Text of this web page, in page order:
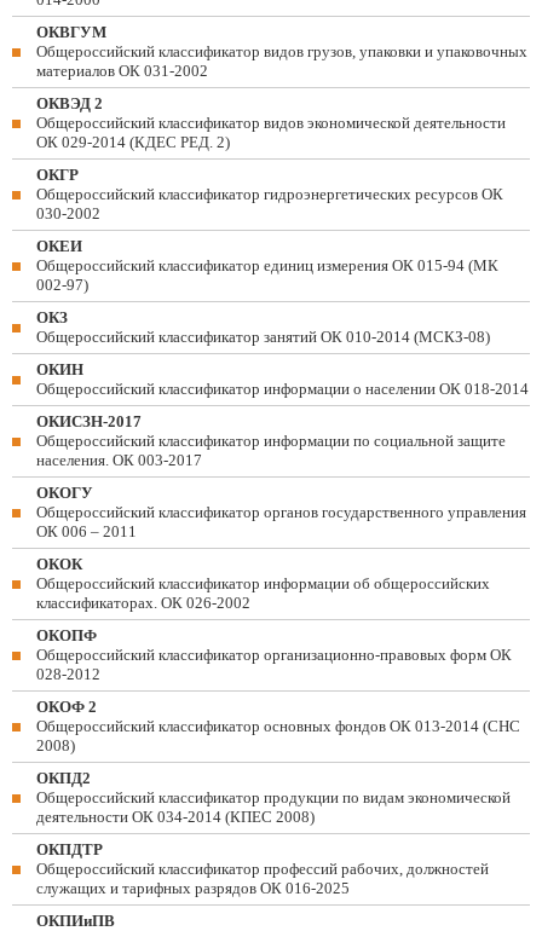
ОКВГУМ
Общероссийский классификатор видов грузов, упаковки и упаковочных
материалов ОК 031-2002
ОКВЭД 2
Общероссийский классификатор видов экономической деятельности
ОК 029-2014 (КДЕС РЕД. 2)
ОКГР
Общероссийский классификатор гидроэнергетических ресурсов ОК
030-2002
ОКЕИ
Общероссийский классификатор единиц измерения ОК 015-94 (МК
002-97)
ОКЗ
Общероссийский классификатор занятий ОК 010-2014 (МСКЗ-08)
ОКИН
Общероссийский классификатор информации о населении ОК 018-2014
ОКИСЗН-2017
Общероссийский классификатор информации по социальной защите
населения. ОК 003-2017
ОКОГУ
Общероссийский классификатор органов государственного управления
ОК 006 – 2011
ОКОК
Общероссийский классификатор информации об общероссийских
классификаторах. ОК 026-2002
ОКОПФ
Общероссийский классификатор организационно-правовых форм ОК
028-2012
ОКОФ 2
Общероссийский классификатор основных фондов ОК 013-2014 (СНС
2008)
ОКПД2
Общероссийский классификатор продукции по видам экономической
деятельности ОК 034-2014 (КПЕС 2008)
ОКПДТР
Общероссийский классификатор профессий рабочих, должностей
служащих и тарифных разрядов ОК 016-2025
ОКПИиПВ